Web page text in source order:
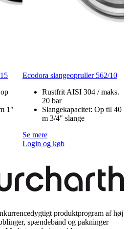
1"
Ecodora slangeopruller 562/10
Rustfrit AISI 304 / maks.
20 bar
Slangekapacitet: Op til 40
m 3/4" slange
Se mere
Login og køb
produktprogram af høj
spændebånd og pakninger